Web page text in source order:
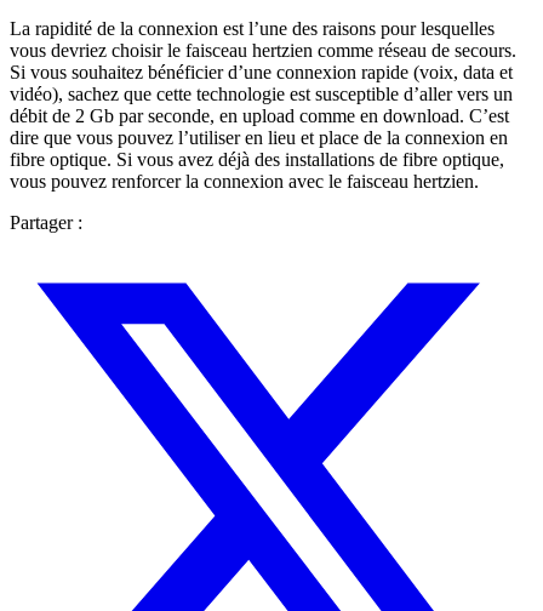
La rapidité de la connexion est l’une des raisons pour lesquelles
vous devriez choisir le faisceau hertzien comme réseau de secours.
Si vous souhaitez bénéficier d’une connexion rapide (voix, data et
vidéo), sachez que cette technologie est susceptible d’aller vers un
débit de 2 Gb par seconde, en upload comme en download. C’est
dire que vous pouvez l’utiliser en lieu et place de la connexion en
fibre optique. Si vous avez déjà des installations de fibre optique,
vous pouvez renforcer la connexion avec le faisceau hertzien.
Partager :